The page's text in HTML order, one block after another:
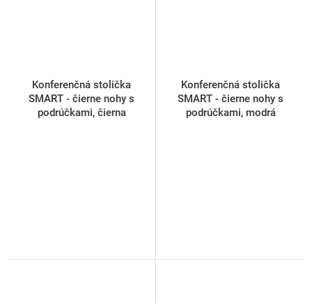
Konferenčná stolička
SMART - čierne nohy s
podrúčkami, čierna
Konferenčná stolička
SMART - čierne nohy s
podrúčkami, modrá